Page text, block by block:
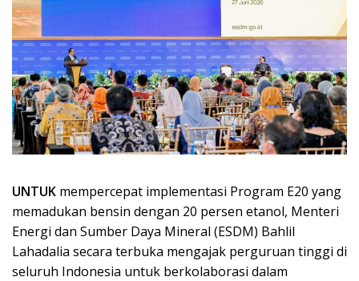
UNTUK mempercepat implementasi Program E20 yang
memadukan bensin dengan 20 persen etanol, Menteri
Energi dan Sumber Daya Mineral (ESDM) Bahlil
Lahadalia secara terbuka mengajak perguruan tinggi di
seluruh Indonesia untuk berkolaborasi dalam